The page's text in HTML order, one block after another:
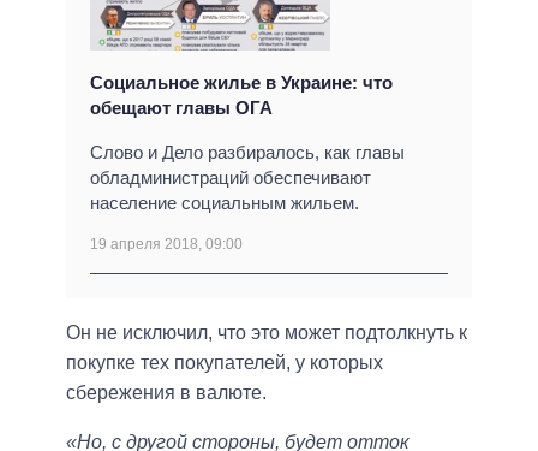
Социальное жилье в Украине: что
обещают главы ОГА
Слово и Дело разбиралось, как главы
обладминистраций обеспечивают
население социальным жильем.
19 апреля 2018, 09:00
Он не исключил, что это может подтолкнуть к
покупке тех покупателей, у которых
сбережения в валюте.
«Но, с другой стороны, будет отток